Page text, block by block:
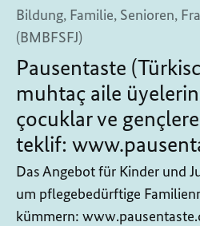
Bildung, Familie, Senioren,
(BMBFSFJ)
Pausentaste
muhtaç aile
çocuklar ve
teklif:
Das Angebot für Kinder und
um pflegebedürftige
kümmern: